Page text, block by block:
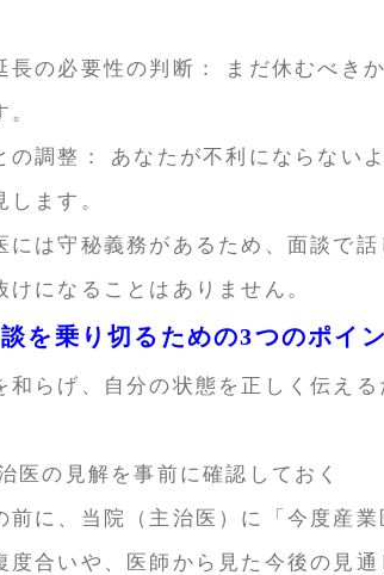
長の必要性の判断： まだ休むべき
。
の調整： あなたが不利にならない
します。
には守秘義務があるため、面談で
けになることはありません。
を乗り切るための3つのポイ
和らげ、自分の状態を正しく伝え
医の見解を事前に確認しておく
前に、当院（主治医）に「今度産
度合いや、医師から見た今後の見通